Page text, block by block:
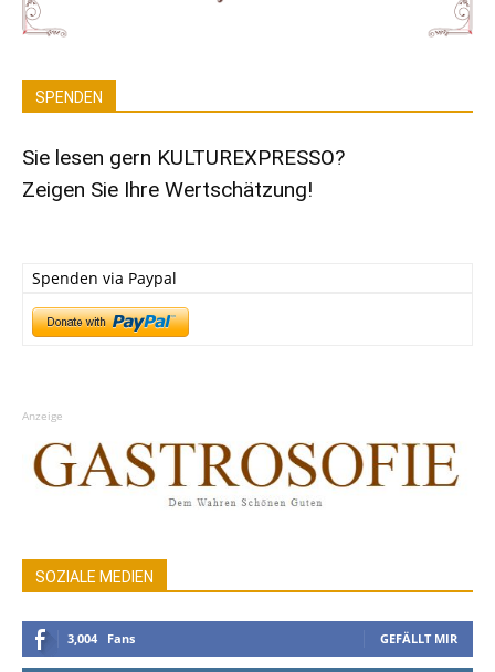
SPENDEN
Sie lesen gern KULTUREXPRESSO?
Zeigen Sie Ihre Wertschätzung!
Spenden via Paypal
Anzeige
SOZIALE MEDIEN
3,004 Fans GEFÄLLT MIR